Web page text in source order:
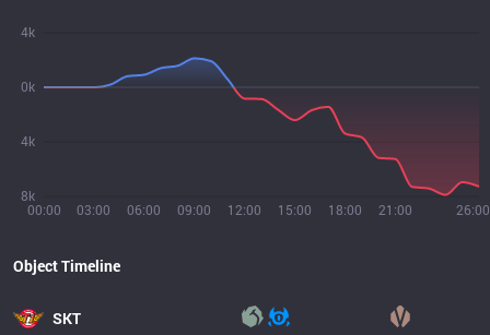
00:00 03:00 06:00 09:00 12:00 15:00 18:00 21:00 26:00
8k
4k
0k
4k
Object Timeline
SKT